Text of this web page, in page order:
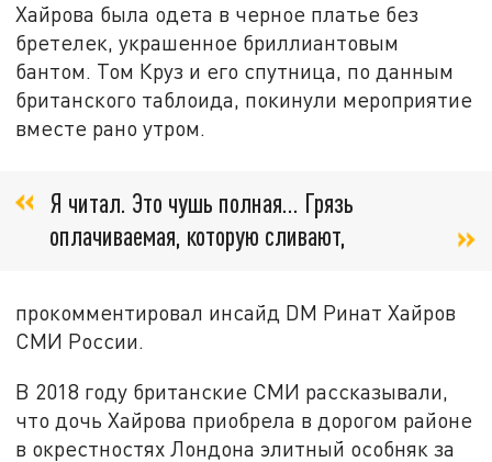
Хайрова была одета в черное платье без
бретелек, украшенное бриллиантовым
бантом. Том Круз и его спутница, по данным
британского таблоида, покинули мероприятие
вместе рано утром.
Я читал. Это чушь полная… Грязь
оплачиваемая, которую сливают,
прокомментировал инсайд DM Ринат Хайров
СМИ России.
В 2018 году британские СМИ рассказывали,
что дочь Хайрова приобрела в дорогом районе
в окрестностях Лондона элитный особняк за